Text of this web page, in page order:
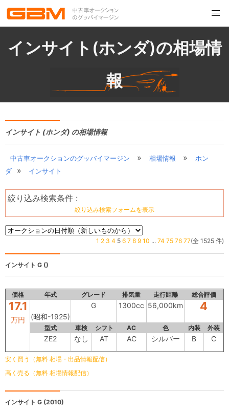
インサイト(ホンダ)の相場情
報
インサイト (ホンダ) の相場情報
中古車オークションのグッバイマージン » 相場情報 »
ホン
ダ
» インサイト
絞り込み検索条件 :
絞り込み検索フォームを表示
1 2 3 4 5 6 7 8 9 10 ... 74 75 76 77(全 1525 件)
インサイト G ()
価格 年式 グレード 排気量 走行距離 総合評価
17.1
万円 (昭和-1925)
G 1300cc 56,000km 4
型式 車検 シフト AC 色 内装 外装
ZE2 なし AT AC シルバー B C
安く買う（無料 相場・出品情報配信）
高く売る（無料 相場情報配信）
インサイト G (2010)